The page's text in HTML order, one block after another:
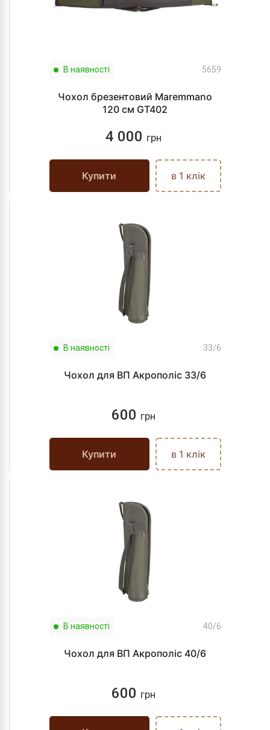
В наявності 5659
Чохол брезентовий Maremmano
120 см GT402
4 000 грн
Купити в 1 клік
В наявності 33/6
Чохол для ВП Акрополіс 33/6
600 грн
Купити в 1 клік
В наявності 40/6
Чохол для ВП Акрополіс 40/6
600 грн